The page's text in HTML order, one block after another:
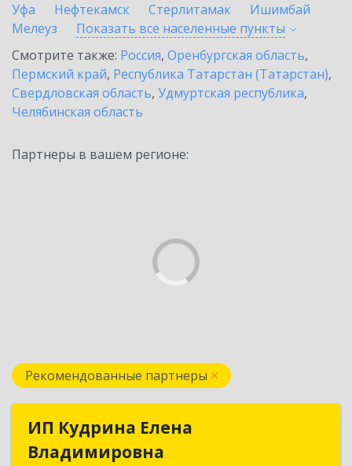
Уфа
Нефтекамск Стерлитамак
Ишимбай
Мелеуз
Показать все населенные пункты
Смотрите также: Россия, Оренбургская область,
Пермский край, Республика Татарстан (Татарстан),
Свердловская область, Удмуртская республика,
Челябинская область
Партнеры в вашем регионе:
Рекомендованные партнеры
ИП Кудрина Елена
Владимировна
ИП Кудрина Елена